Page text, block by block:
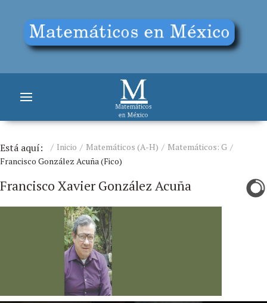
Está aquí: Inicio Matemáticos (A-H)
Matemáticos: G
Francisco González Acuña (Fico)
Francisco Xavier González Acuña